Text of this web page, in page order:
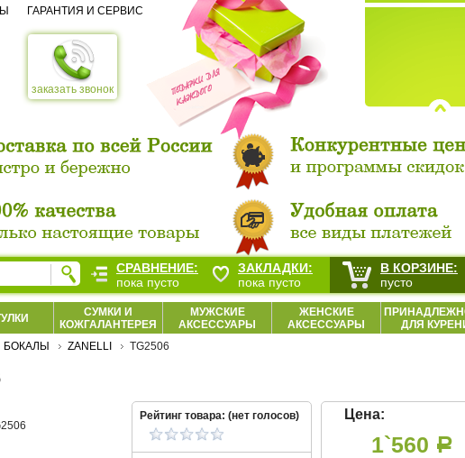
заказать звонок
ГАРАНТИЯ И СЕРВИС
СУМКИ И
КОЖГАЛАНТЕРЕЯ
МУЖСКИЕ
АКСЕССУАРЫ
ЖЕНСКИЕ
АКСЕССУАРЫ
ДЛЯ
БОКАЛЫ ZANELLI TG2506
Рейтинг товара: (нет голосов) Цена:
1`560 Р
СРАВНЕНИЕ:
пока пусто
ЗАКЛАДКИ:
пока пусто
В КОРЗИНЕ:
пусто